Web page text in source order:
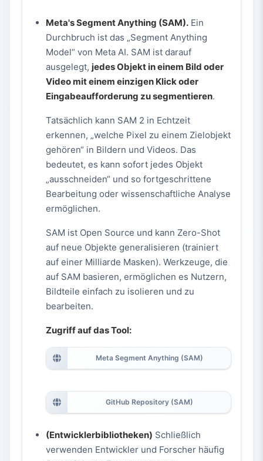
Meta's Segment Anything (SAM). Ein
Durchbruch ist das „Segment Anything
Model“ von Meta AI. SAM ist darauf
ausgelegt, jedes Objekt in einem Bild oder
Video mit einem einzigen Klick oder
Eingabeaufforderung zu segmentieren.
Tatsächlich kann SAM 2 in Echtzeit
erkennen, „welche Pixel zu einem Zielobjekt
gehören“ in Bildern und Videos. Das
bedeutet, es kann sofort jedes Objekt
„ausschneiden“ und so fortgeschrittene
Bearbeitung oder wissenschaftliche Analyse
ermöglichen.
SAM ist Open Source und kann Zero-Shot
auf neue Objekte generalisieren (trainiert
auf einer Milliarde Masken). Werkzeuge, die
auf SAM basieren, ermöglichen es Nutzern,
Bildteile einfach zu isolieren und zu
bearbeiten.
Zugriff auf das Tool:
Meta Segment Anything (SAM)
GitHub Repository (SAM)
(Entwicklerbibliotheken) Schließlich
verwenden Entwickler und Forscher häufig